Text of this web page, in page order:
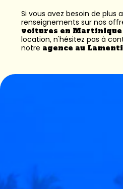
Si vous avez besoin de plus
renseignements sur nos
voitures en Martinique
location, n'hésitez pas à
notre agence au